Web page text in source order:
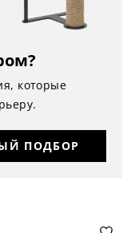
которые
ПОДБОР